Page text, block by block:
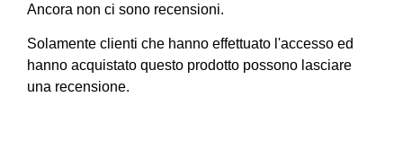
Ancora non ci sono recensioni.
Solamente clienti che hanno effettuato l'accesso ed
hanno acquistato questo prodotto possono lasciare
una recensione.